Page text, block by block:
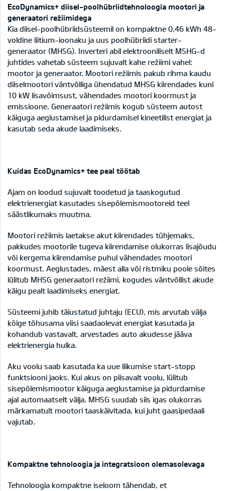
EcoDynamics+ diisel-poolhübriidtehnoloogia mootori ja
generaatori režiimidega
Kia diisel-poolhübriidsüsteemil on kompaktne 0,46 kWh 48-
voldine liitium-ioonaku ja uus poolhübriidi starter-
generaator (MHSG). Inverteri abil elektrooniliselt MSHG-d
juhtides vahetab süsteem sujuvalt kahe režiimi vahel:
mootor ja generaator. Mootori režiimis pakub rihma kaudu
diiselmootori väntvõlliga ühendatud MHSG kiirendades kuni
10 kW lisavõimsust, vähendades mootori koormust ja
emissioone. Generaatori režiimis kogub süsteem autost
käiguga aeglustamisel ja pidurdamisel kineetilist energiat ja
kasutab seda akude laadimiseks.
Kuidas EcoDynamics+ tee peal töötab
Ajam on loodud sujuvalt toodetud ja taaskogutud
elektrienergiat kasutades sisepõlemismootoreid teel
säästlikumaks muutma.
Mootori režiimis laetakse akut kiirendades tühjemaks,
pakkudes mootorile tugeva kiirendamise olukorras lisajõudu
või kergema kiirendamise puhul vähendades mootori
koormust. Aeglustades, mäest alla või ristmiku poole sõites
lülitub MHSG generaatori režiimi, kogudes väntvõllist akude
käigu pealt laadimiseks energiat.
Süsteemi juhib täiustatud juhtaju (ECU), mis arvutab välja
kõige tõhusama viisi saadaolevat energiat kasutada ja
kohandub vastavalt, arvestades auto akudesse jääva
elektrienergia hulka.
Aku voolu saab kasutada ka uue liikumise start-stopp
funktsiooni jaoks. Kui akus on piisavalt voolu, lülitub
sisepõlemismootor käiguga aeglustamise ja pidurdamise
ajal automaatselt välja. MHSG suudab siis igas olukorras
märkamatult mootori taaskäivitada, kui juht gaasipedaali
vajutab.
Kompaktne tehnoloogia ja integratsioon olemasolevaga
Tehnoloogia kompaktne iseloom tähendab, et